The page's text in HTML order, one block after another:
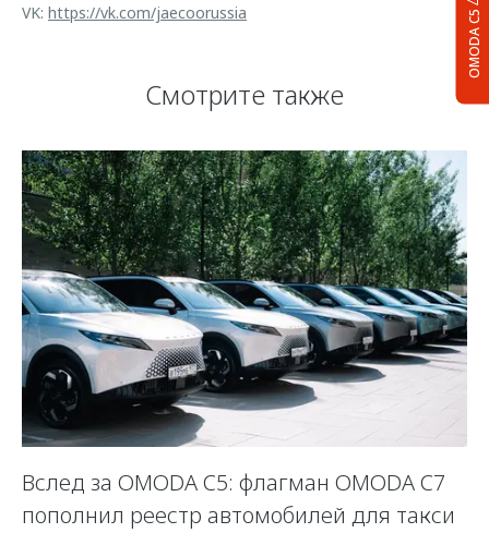
OMODA C5
VK: https://vk.com/jaecoorussia
Смотрите также
Вслед за OMODA C5: флагман OMODA C7
пополнил реестр автомобилей для такси